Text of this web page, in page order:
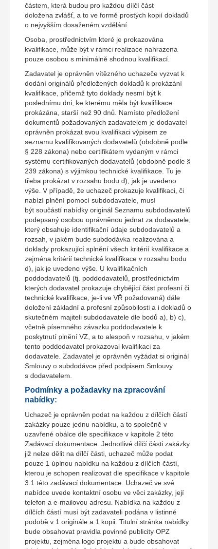
částem, která budou pro každou dílčí část
doložena zvlášť, a to ve formě prostých kopií dokladů
o nejvyšším dosaženém vzdělání.
Osoba, prostřednictvím které je prokazována
kvalifikace, může být v rámci realizace nahrazena
pouze osobou s minimálně shodnou kvalifikací.
Zadavatel je oprávněn vítězného uchazeče vyzvat k
dodání originálů předložených dokladů k prokázání
kvalifikace, přičemž tyto doklady nesmí být k
poslednímu dni, ke kterému měla být kvalifikace
prokázána, starší než 90 dnů. Namísto předložení
dokumentů požadovaných zadavatelem je dodavatel
oprávněn prokázat svou kvalifikaci výpisem ze
seznamu kvalifikovaných dodavatelů (obdobně podle
§ 228 zákona) nebo certifikátem vydaným v rámci
systému certifikovaných dodavatelů (obdobně podle §
239 zákona) s výjimkou technické kvalifikace. Tu je
třeba prokázat v rozsahu bodu d), jak je uvedeno
výše. V případě, že uchazeč prokazuje kvalifikaci, či
nabízí plnění pomocí subdodavatele, musí
být součástí nabídky originál Seznamu subdodavatelů
podepsaný osobou oprávněnou jednat za dodavatele,
který obsahuje identifikační údaje subdodavatelů a
rozsah, v jakém bude subdodávka realizována a
doklady prokazující splnění všech kritérií kvalifikace a
zejména kritérií technické kvalifikace v rozsahu bodu
d), jak je uvedeno výše. U kvalifikačních
poddodavatelů (tj. poddodavatelů, prostřednictvím
kterých dodavatel prokazuje chybějící část profesní či
technické kvalifikace, je-li ve VŘ požadovaná) dále
doložení základní a profesní způsobilosti a i dokladů o
skutečném majiteli subdodavatele dle bodů a), b) c),
včetně písemného závazku poddodavatele k
poskytnutí plnění VZ, a to alespoň v rozsahu, v jakém
tento poddodavatel prokazoval kvalifikaci za
dodavatele. Zadavatel je oprávněn vyžádat si originál
Smlouvy o subdodávce před podpisem Smlouvy
s dodavatelem.
Podmínky a požadavky na zpracování
nabídky:
Uchazeč je oprávněn podat na každou z dílčích částí
zakázky pouze jednu nabídku, a to společně v
uzavřené obálce dle specifikace v kapitole 2 této
Zadávací dokumentace. Jednotlivé dílčí části zakázky
již nelze dělit na dílčí části, uchazeč může podat
pouze 1 úplnou nabídku na každou z dílčích částí,
kterou je schopen realizovat dle specifikace v kapitole
3.1 této zadávací dokumentace. Uchazeč ve své
nabídce uvede kontaktní osobu ve věci zakázky, její
telefon a e-mailovou adresu. Nabídka na každou z
dílčích částí musí být zadavateli podána v listinné
podobě v 1 originále a 1 kopii. Titulní stránka nabídky
bude obsahovat pravidla povinné publicity OPZ
projektu, zejména logo projektu a bude obsahovat